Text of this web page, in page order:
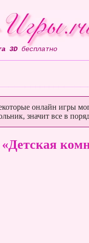
3Dбесплатно
онлайн игры
значит все в